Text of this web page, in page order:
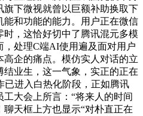
下微视就曾以巨额补助换取下
和功能的能力。用户正在微信
，这恰好切中了腾讯混元多模
，处理C端AI使用遍及面对用户
企的痛点。模仿实人对话的立
结业生，这一气象，实正的正在
进入白热化阶段，正如腾讯
大会上所言：“将来人的时间
天框上方也显示“对朴直正在